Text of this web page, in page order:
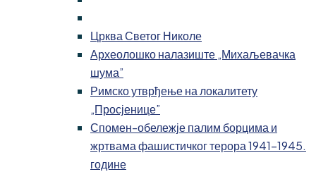
Црква Светог Николе
Археолошко налазиште „Михаљевачка
шума”
Римско утврђење на локалитету
„Просјенице”
Спомен-обележје палим борцима и
жртвама фашистичког терора 1941-1945.
године